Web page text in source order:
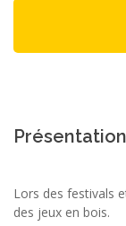
Lors des festivals
des jeux en bois.